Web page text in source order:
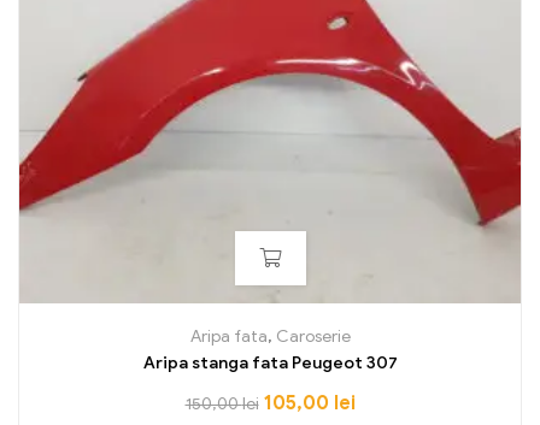
Aripa fata, Caroserie
Aripa stanga fata Peugeot 307
150,00lei 105,00 lei